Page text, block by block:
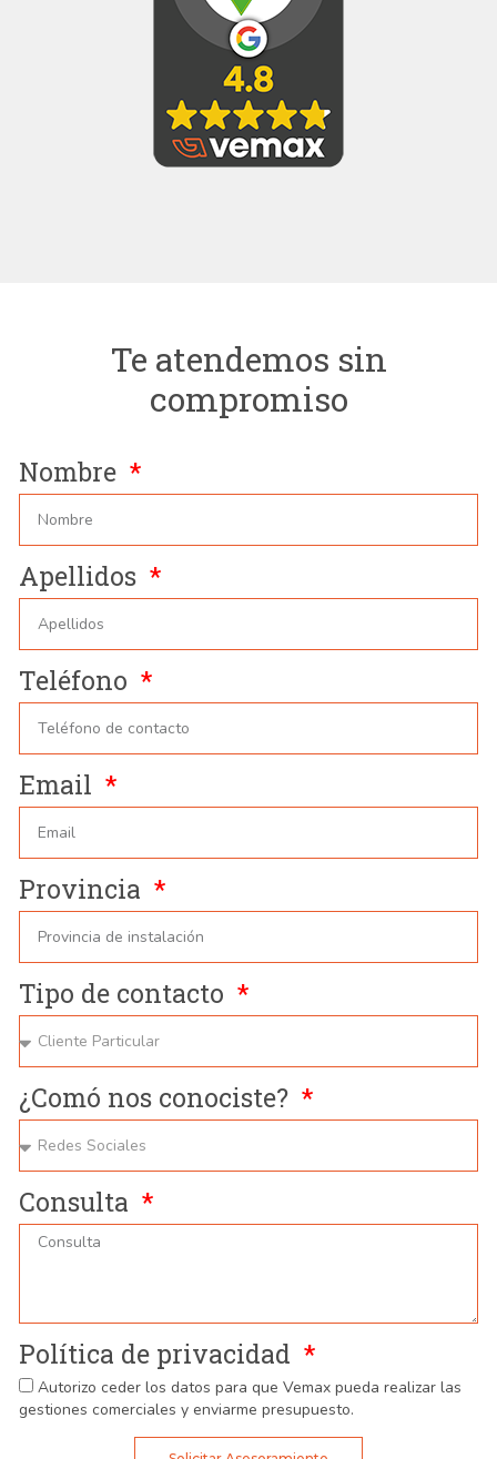
Te atendemos sin
compromiso
Nombre
Apellidos
Teléfono
Email
Provincia
Tipo de contacto
¿Comó nos conociste?
Consulta
Política de privacidad
Autorizo ceder los datos para que Vemax pueda realizar las
gestiones comerciales y enviarme presupuesto.